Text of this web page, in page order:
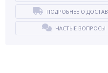
ПОДРОБНЕЕ О
ЧАСТЫЕ ВОПРОСЫ